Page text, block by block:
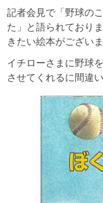
記者会見で「野球の
た」と語られており
きたい絵本がございま
イチローさまに野球
させてくれるに間違